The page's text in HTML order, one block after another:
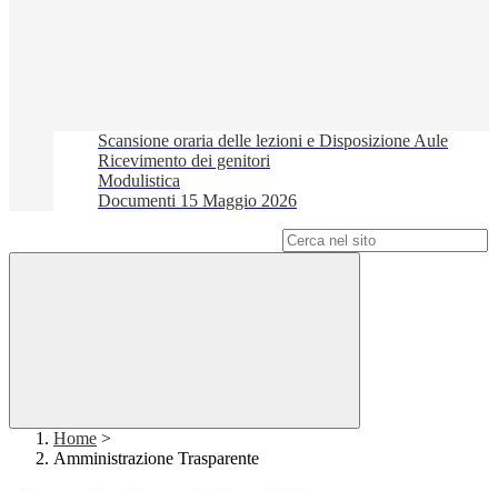
Scansione oraria delle lezioni e Disposizione Aule
Ricevimento dei genitori
Modulistica
Documenti 15 Maggio 2026
Home >
Amministrazione Trasparente